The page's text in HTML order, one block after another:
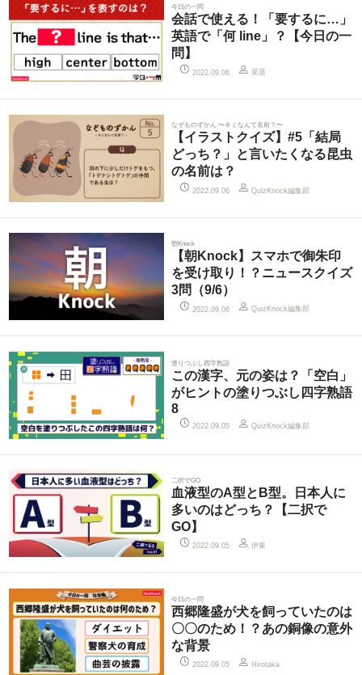
今日の一問
会話で使える！「要するに…」
英語で「何 line」？【今日の一
問】
2022.09.06 菜葵
なぞものずかん 〜キミなんて名前？〜
【イラストクイズ】#5「結局
どっち？」と言いたくなる昆虫
の名前は？
2022.09.06 QuizKnock編集部
朝Knock
【朝Knock】スマホで御朱印
を受け取り！？ニュースクイズ
3問（9/6）
2022.09.06 QuizKnock編集部
塗りつぶし四字熟語
この漢字、元の姿は？「空白」
がヒントの塗りつぶし四字熟語
8
2022.09.05 QuizKnock編集部
二択でGO
血液型のA型とB型。日本人に
多いのはどっち？【二択で
GO】
2022.09.05 伊東
今日の一問
西郷隆盛が犬を飼っていたのは
〇〇のため！？あの銅像の意外
な背景
2022.09.05 Hirotaka